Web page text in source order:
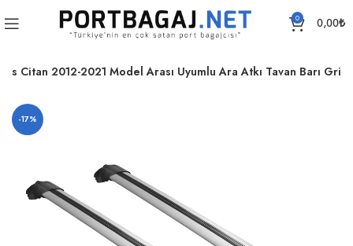
0 0,00₺
Citan 2012-2021 Model Arası Uyumlu Ara Atkı Tavan Barı Gri
-17%